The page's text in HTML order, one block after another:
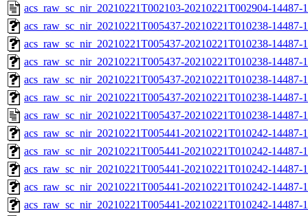
acs_raw_sc_nir_20210221T002103-20210221T002904-14487-
acs_raw_sc_nir_20210221T005437-20210221T010238-14487-
acs_raw_sc_nir_20210221T005437-20210221T010238-14487-
acs_raw_sc_nir_20210221T005437-20210221T010238-14487-
acs_raw_sc_nir_20210221T005437-20210221T010238-14487-
acs_raw_sc_nir_20210221T005437-20210221T010238-14487-
acs_raw_sc_nir_20210221T005437-20210221T010238-14487-
acs_raw_sc_nir_20210221T005441-20210221T010242-
acs_raw_sc_nir_20210221T005441-20210221T010242-14487-
acs_raw_sc_nir_20210221T005441-20210221T010242-14487-
acs_raw_sc_nir_20210221T005441-20210221T010242-14487-
acs_raw_sc_nir_20210221T005441-20210221T010242-14487-